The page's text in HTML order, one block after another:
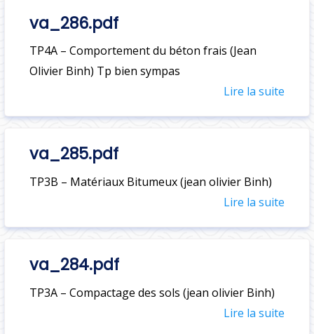
va_286.pdf
TP4A – Comportement du béton frais (Jean
Olivier Binh) Tp bien sympas
Lire la suite
va_285.pdf
TP3B – Matériaux Bitumeux (jean olivier Binh)
Lire la suite
va_284.pdf
TP3A – Compactage des sols (jean olivier Binh)
Lire la suite